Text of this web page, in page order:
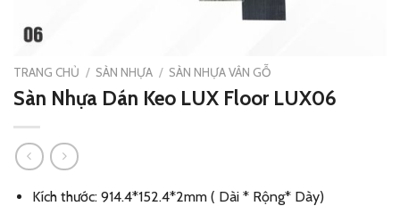
TRANG CHỦ / SÀN NHỰA / SÀN NHỰA VÂN GỖ
Sàn Nhựa Dán Keo LUX Floor LUX06
Kích thước: 914.4*152.4*2mm ( Dài * Rộng* Dày)